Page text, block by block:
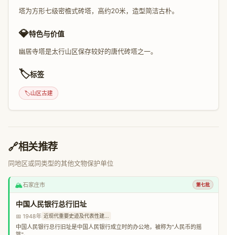
塔为方形七级密檐式砖塔，高约20米，造型简洁古朴。
💎特色与价值
幽居寺塔是太行山区保存较好的唐代砖塔之一。
🏷️标签
🏷️山区古建
🔗相关推荐
同地区或同类型的其他文物保护单位
🏔️石家庄市 第七批
中国人民银行总行旧址
📅 1948年 近现代重要史迹及代表性建...
中国人民银行总行旧址是中国人民银行成立时的办公地，被称为"人民币的摇